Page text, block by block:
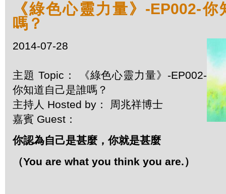
《綠色心靈力量》-EP002-
嗎？
2014-07-28
主題 Topic： 《綠色心靈力量》-EP002-
你知道自己是誰嗎？
主持人 Hosted by： 周兆祥博士
嘉賓 Guest：
你認為自己是甚麼，你就是甚麼
（You are what you think you are.）